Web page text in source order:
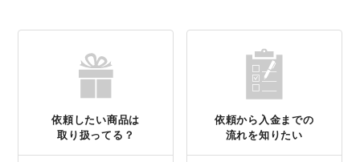
依頼したい商品は
取り扱ってる？
依頼から入金までの
流れを知りたい